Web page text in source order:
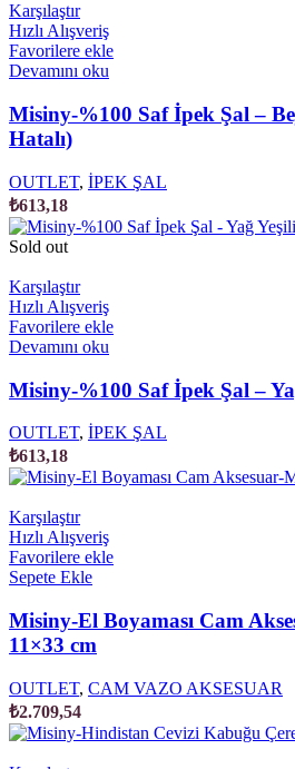
Karşılaştır
Hızlı Alışveriş
Favorilere ekle
Devamını oku
Misiny-%100 Saf İpek Şal –
Hatalı)
OUTLET, İPEK ŞAL
₺613,18
Sold out
Karşılaştır
Hızlı Alışveriş
Favorilere ekle
Devamını oku
Misiny-%100 Saf İpek Şal –
OUTLET, İPEK ŞAL
₺613,18
Karşılaştır
Hızlı Alışveriş
Favorilere ekle
Sepete Ekle
Misiny-El Boyaması Cam
11×33 cm
OUTLET, CAM VAZO AKSESUAR
₺2.709,54